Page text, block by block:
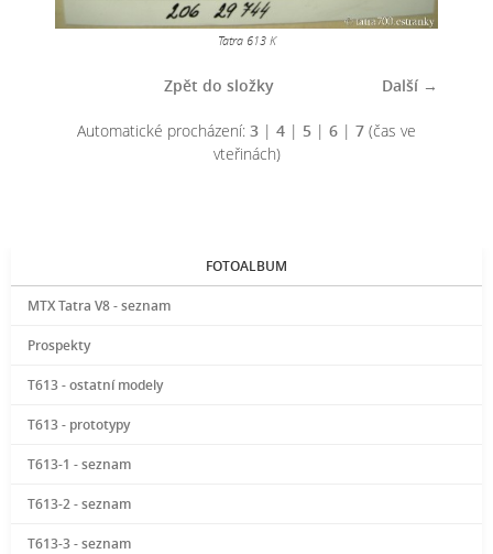
Tatra 613 K
Další →
Zpět do složky
Automatické procházení: 3 | 4 | 5 | 6 | 7 (čas ve
vteřinách)
FOTOALBUM
MTX Tatra V8 - seznam
Prospekty
T613 - ostatní modely
T613 - prototypy
T613-1 - seznam
T613-2 - seznam
T613-3 - seznam